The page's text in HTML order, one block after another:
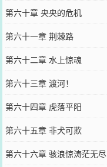
第六十章 央央的危机
第六十一章 荆棘路
第六十二章 水上惊魂
第六十三章 渡河！
第六十四章 虎落平阳
第六十五章 非犬可欺
第六十六章 骇浪惊涛茫无尽